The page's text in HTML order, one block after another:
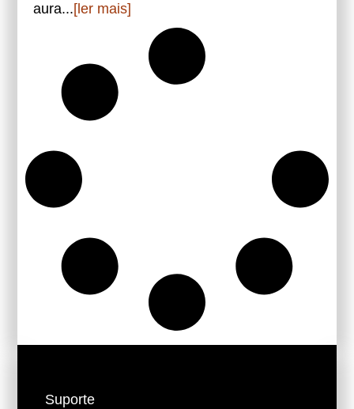
aura...[ler mais]
Suporte